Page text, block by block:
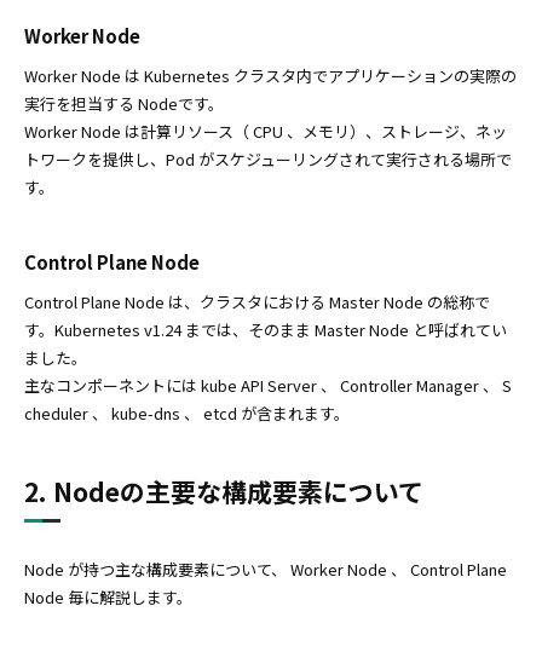
Worker Node
Worker Node は Kubernetes クラスタ内でアプリケーションの実際の
実行を担当する Nodeです。
Worker Node は計算リソース（ CPU 、メモリ）、ストレージ、ネッ
トワークを提供し、Pod がスケジューリングされて実行される場所で
す。
Control Plane Node
Control Plane Node は、クラスタにおける Master Node の総称で
す。Kubernetes v1.24 までは、そのまま Master Node と呼ばれてい
ました。
主なコンポーネントには kube API Server 、 Controller Manager 、 S
cheduler 、 kube-dns 、 etcd が含まれます。
2. Nodeの主要な構成要素について
Node が持つ主な構成要素について、 Worker Node 、 Control Plane
Node 毎に解説します。